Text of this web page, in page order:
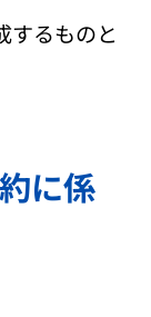
するものと
に係